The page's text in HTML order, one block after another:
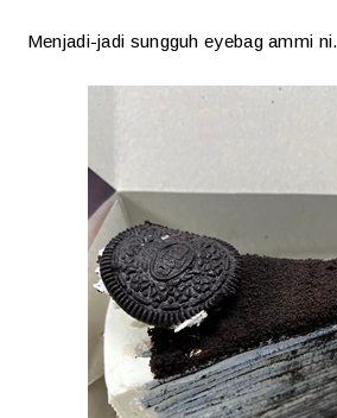
Menjadi-jadi sungguh eyebag ammi ni.